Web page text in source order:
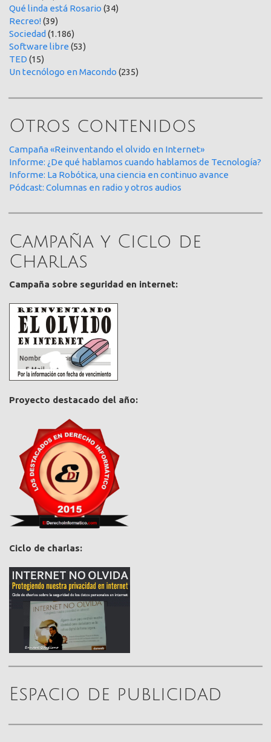
Qué linda está Rosario (34)
Recreo!(39)
Sociedad (1.186)
Software libre (53)
TED (15)
Un tecnólogo en Macondo (235)
Otros contenidos
Campaña «Reinventando el olvido en Internet»
Informe: ¿De qué hablamos cuando hablamos de Tecnología?
Informe: La Robótica, una ciencia en continuo avance
Pódcast: Columnas en radio y otros audios
Campaña y Ciclo de
Charlas
Campaña sobre seguridad en internet:
Proyecto destacado del año:
Ciclo de charlas:
Espacio de publicidad